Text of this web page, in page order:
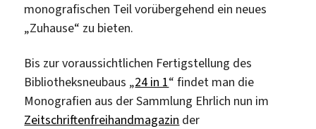
monografischen Teil vorübergehend ein neues
„Zuhause“ zu bieten.
Bis zur voraussichtlichen Fertigstellung des
Bibliotheksneubaus „24 in 1“ findet man die
Monografien aus der Sammlung Ehrlich nun im
Zeitschriftenfreihandmagazin der